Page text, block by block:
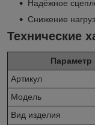
Надёжное
Снижение
Технические
Параметр
Артикул
Модель
Вид изделия